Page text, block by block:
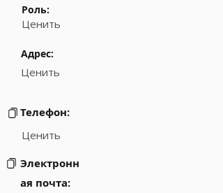
Роль:
Ценить
Адрес:
Ценить
Телефон:
Ценить
Электронн
ая почта: